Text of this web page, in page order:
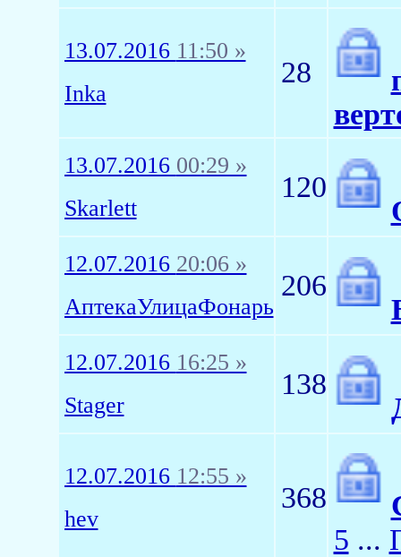
13.07.2016 11:50 »
Inka
28
13.07.2016 00:29 »
Skarlett
120
12.07.2016 20:06 »
АптекаУлицаФонарь
206
12.07.2016 16:25 »
Stager
138
12.07.2016 12:55 »
hev
368
5 ...